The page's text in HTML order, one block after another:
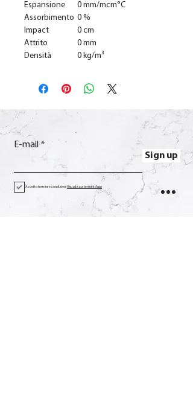
Espansione
0 mm/mcm°C
Assorbimento 0 %
Impact
0 cm
Attrito
0 mm
Densità
0 kg/m³
E-mail
Sign up
Accetto termini e condizioniVisualizza termini d'uso